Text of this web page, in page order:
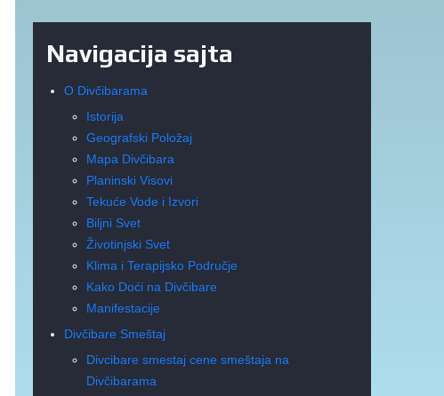
Navigacija sajta
O Divčibarama
Istorija
Geografski Položaj
Mapa Divčibara
Planinski Visovi
Tekuće Vode i Izvori
Biljni Svet
Životinjski Svet
Klima i Terapijsko Područje
Kako Doći na Divčibare
Manifestacije
Divčibare Smeštaj
Divcibare smestaj cene smeštaja na
Divčibarama